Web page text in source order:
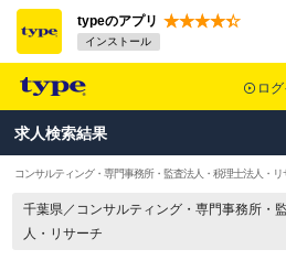
typeのアプリ
インストール
ロ
求人検索結果
コンサルティング・専門事務所・監査法人・税理士法人・
千葉県／コンサルティング・専門事務所・
人・リサーチ